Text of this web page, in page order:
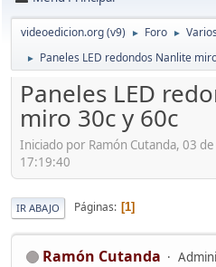
videoedicion.org (v9) ► Foro ► Varios
► Paneles LED redondos Nanlite
Paneles LED
miro 30c y 60c
Iniciado por Ramón Cutanda, 03
17:19:40
IR ABAJO Páginas 1
Ramón Cutanda